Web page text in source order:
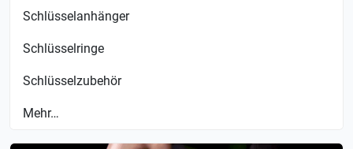
Schlüsselanhänger
Schlüsselringe
Schlüsselzubehör
Mehr…